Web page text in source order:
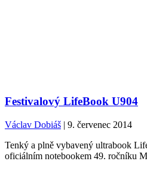
Festivalový LifeBook U904
Václav Dobiáš | 9. červenec 2014
Tenký a plně vybavený ultrabook
oficiálním notebookem 49. ročníku